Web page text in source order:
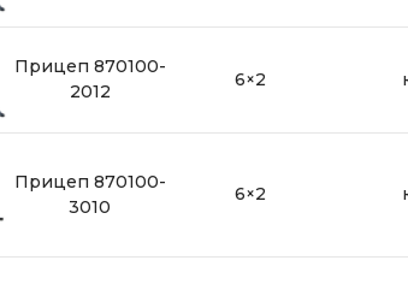
Прицеп 870100-
2012
6×2
Прицеп 870100-
3010
6×2